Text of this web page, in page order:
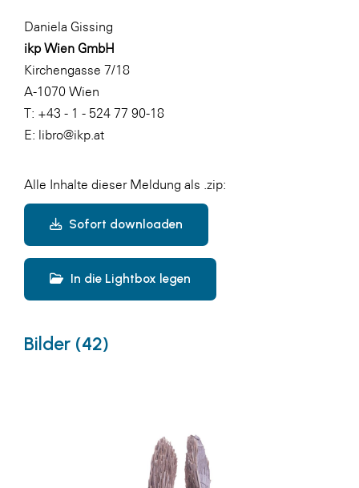
Daniela Gissing
ikp Wien GmbH
Kirchengasse 7/18
A-1070 Wien
T: +43 - 1 - 524 77 90-18
E: libro@ikp.at
Alle Inhalte dieser Meldung als .zip:
Sofort downloaden
In die Lightbox legen
Bilder (42)